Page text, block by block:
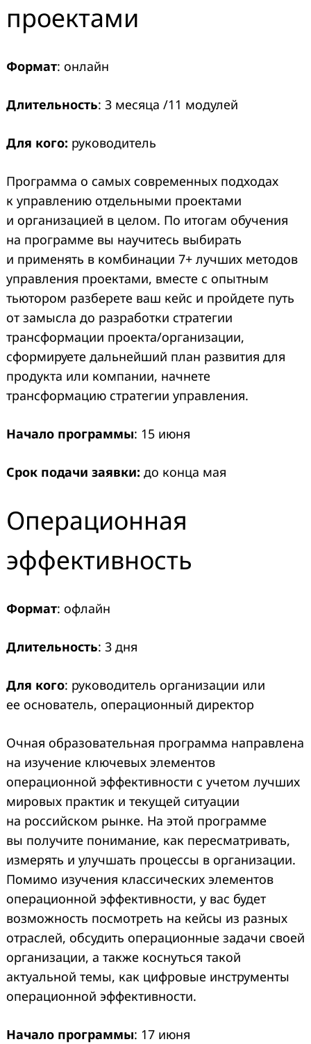
проектами
Формат: онлайн
Длительность: 3 месяца /11 модулей
Для кого: руководитель
Программа о самых современных подходах
к управлению отдельными проектами
и организацией в целом. По итогам обучения
на программе вы научитесь выбирать
и применять в комбинации 7+ лучших методов
управления проектами, вместе с опытным
тьютором разберете ваш кейс и пройдете путь
от замысла до разработки стратегии
трансформации проекта/организации,
сформируете дальнейший план развития для
продукта или компании, начнете
трансформацию стратегии управления.
Начало программы: 15 июня
Срок подачи заявки: до конца мая
Операционная
эффективность
Формат: офлайн
Длительность: 3 дня
Для кого: руководитель организации или
ее основатель, операционный директор
Очная образовательная программа направлена
на изучение ключевых элементов
операционной эффективности с учетом лучших
мировых практик и текущей ситуации
на российском рынке. На этой программе
вы получите понимание, как пересматривать,
измерять и улучшать процессы в организации.
Помимо изучения классических элементов
операционной эффективности, у вас будет
возможность посмотреть на кейсы из разных
отраслей, обсудить операционные задачи своей
организации, а также коснуться такой
актуальной темы, как цифровые инструменты
операционной эффективности.
Начало программы: 17 июня